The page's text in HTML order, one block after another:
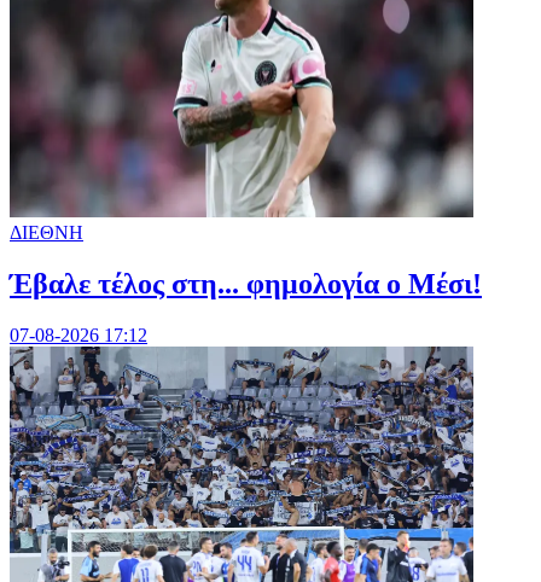
ΔΙΕΘΝΗ
Έβαλε τέλος στη... φημολογία o Μέσι!
07-08-2026 17:12